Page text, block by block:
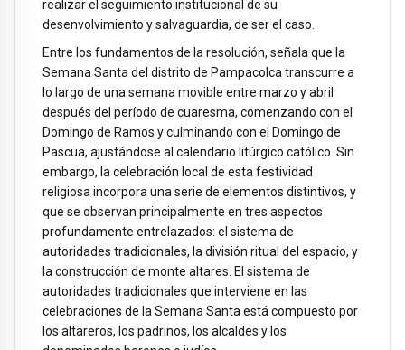
realizar el seguimiento institucional de su
desenvolvimiento y salvaguardia, de ser el caso.
Entre los fundamentos de la resolución, señala que la
Semana Santa del distrito de Pampacolca transcurre a
lo largo de una semana movible entre marzo y abril
después del período de cuaresma, comenzando con el
Domingo de Ramos y culminando con el Domingo de
Pascua, ajustándose al calendario litúrgico católico. Sin
embargo, la celebración local de esta festividad
religiosa incorpora una serie de elementos distintivos, y
que se observan principalmente en tres aspectos
profundamente entrelazados: el sistema de
autoridades tradicionales, la división ritual del espacio, y
la construcción de monte altares. El sistema de
autoridades tradicionales que interviene en las
celebraciones de la Semana Santa está compuesto por
los altareros, los padrinos, los alcaldes y los